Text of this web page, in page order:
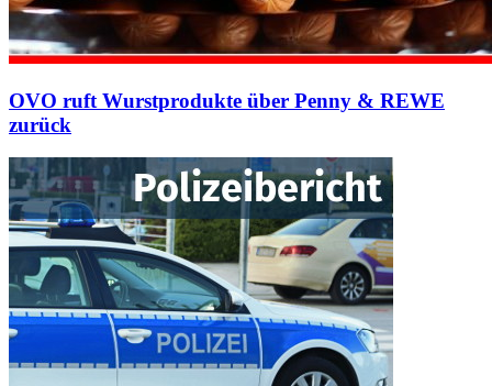
OVO ruft Wurstprodukte über Penny & REWE
zurück